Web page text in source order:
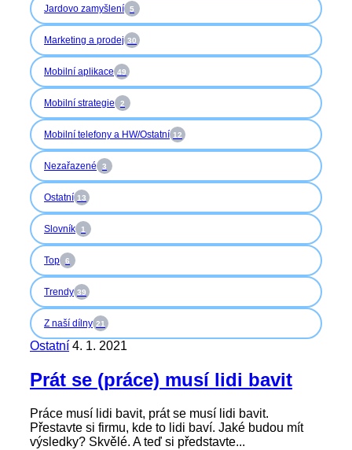
Jardovo zamyšlení 5
Marketing a prodej 30
Mobilní aplikace 49
Mobilní strategie 2
Mobilní telefony a HW/Ostatní 12
Nezařazené 3
Ostatní 13
Slovník 1
Top 6
Trendy 39
Z naší dílny 21
Ostatní 4. 1. 2021
Prát se (práce) musí lidi bavit
Práce musí lidi bavit, prát se musí lidi bavit.
Přestavte si firmu, kde to lidi baví. Jaké budou mít
výsledky? Skvělé. A teď si představte...